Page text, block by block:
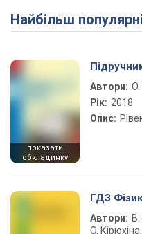
Найбільш
показати
обкладинку
Автори: О.
Рік: 2018
Опис:
ГДЗ
Автори:
О.